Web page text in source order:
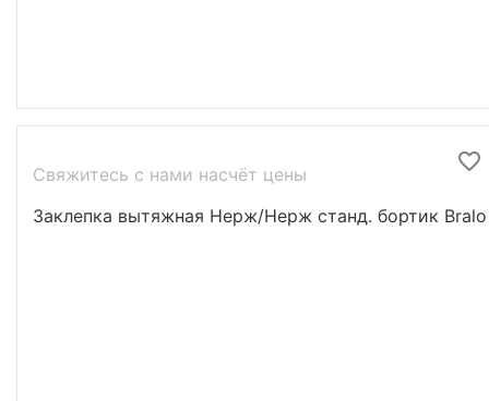
Свяжитесь с нами насчёт цены
Заклепка вытяжная Нерж/Нерж станд. бортик Bralo